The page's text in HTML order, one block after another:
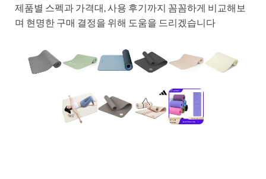
제품별 스펙과 가격대, 사용 후기까지 꼼꼼하게 비교해보
며 현명한 구매 결정을 위해 도움을 드리겠습니다